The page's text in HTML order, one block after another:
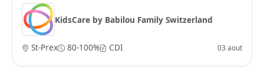
KidsCare by Babilou Family Switzerland
St-Prex 80-100% CDI 03 aout